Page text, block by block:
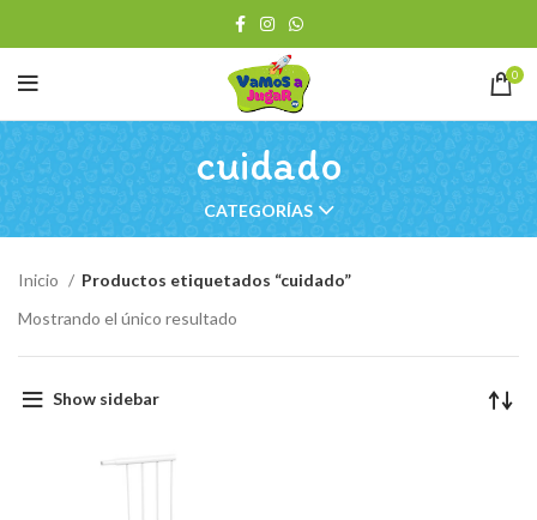
0
cuidado
CATEGORÍAS
Inicio
Productos etiquetados “cuidado”
Mostrando el único resultado
Show sidebar